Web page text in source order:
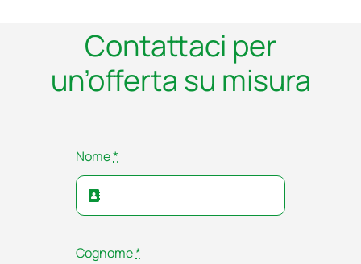
Contattaci per
un’offerta su misura
Nome*
Cognome*